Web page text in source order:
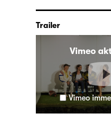
Trailer
Vimeo
Vimeo